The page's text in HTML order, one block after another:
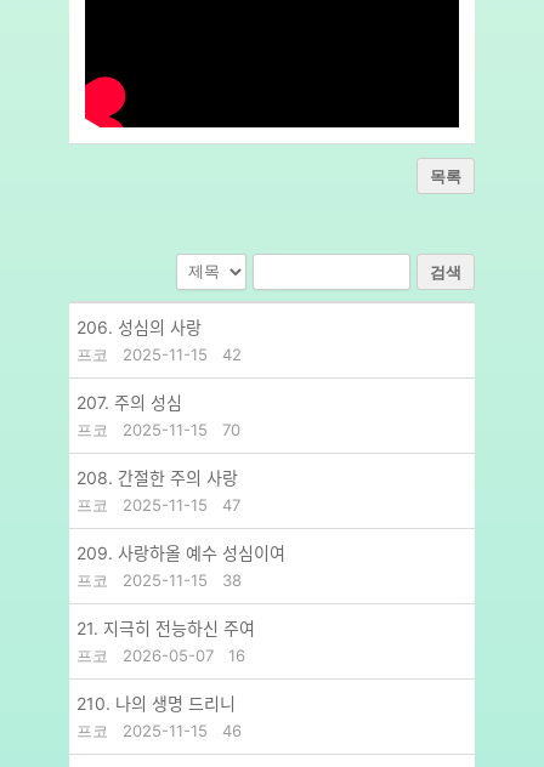
목록
검색
206. 성심의 사랑
프코 2025-11-15 42
207. 주의 성심
프코 2025-11-15 70
208. 간절한 주의 사랑
프코 2025-11-15 47
209. 사랑하올 예수 성심이여
프코 2025-11-15 38
21. 지극히 전능하신 주여
프코 2026-05-07 16
210. 나의 생명 드리니
프코 2025-11-15 46